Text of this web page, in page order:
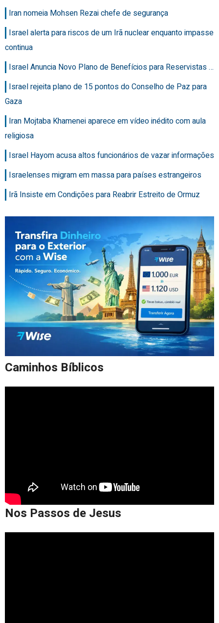
Iran nomeia Mohsen Rezai chefe de segurança
Israel alerta para riscos de um Irã nuclear enquanto impasse
continua
Israel Anuncia Novo Plano de Benefícios para Reservistas …
Israel rejeita plano de 15 pontos do Conselho de Paz para
Gaza
Iran Mojtaba Khamenei aparece em vídeo inédito com aula
religiosa
Israel Hayom acusa altos funcionários de vazar informações
Israelenses migram em massa para países estrangeiros
Irã Insiste em Condições para Reabrir Estreito de Ormuz
Caminhos Bíblicos
Nos Passos de Jesus